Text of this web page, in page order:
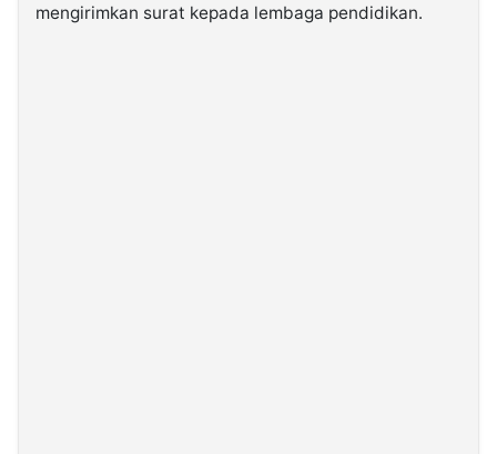
mengirimkan surat kepada lembaga pendidikan.